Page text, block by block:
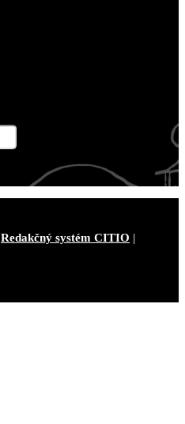
Redakčný systém CITIO |